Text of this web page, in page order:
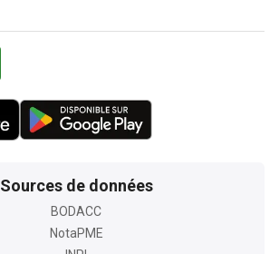
Sources de données
BODACC
NotaPME